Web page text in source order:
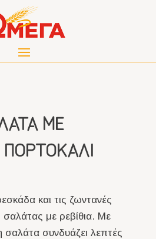
ΜΕ
ΠΟΡΤΟΚΑΛΙ
και τις ζωντανές
σαλάτας με ρεβίθια. Με
σαλάτα συνδυάζει λεπτές